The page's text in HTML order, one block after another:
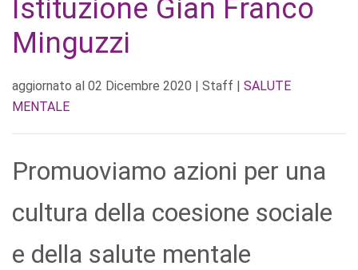
Istituzione Gian Franco
Minguzzi
aggiornato al 02 Dicembre 2020 | Staff | SALUTE
MENTALE
Promuoviamo azioni per una
cultura della coesione sociale
e della salute mentale